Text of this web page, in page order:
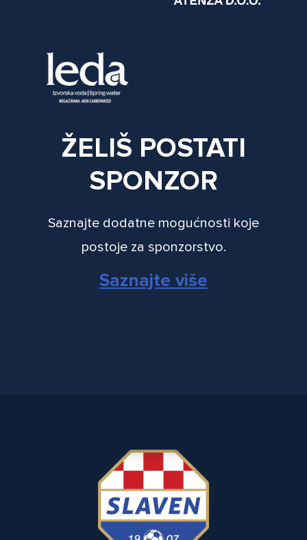
ŽELIŠ POSTATI
SPONZOR
Saznajte dodatne mogućnosti koje
postoje za sponzorstvo.
Saznajte više